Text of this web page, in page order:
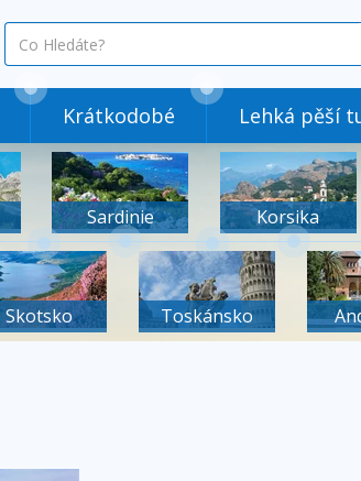
co
hledáte
Krátkodobé Lehká pěší
Sardinie Korsika
Skotsko Toskánsko